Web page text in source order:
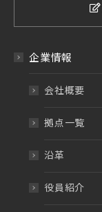
企業情報
会社概要
拠点一覧
沿革
役員紹介